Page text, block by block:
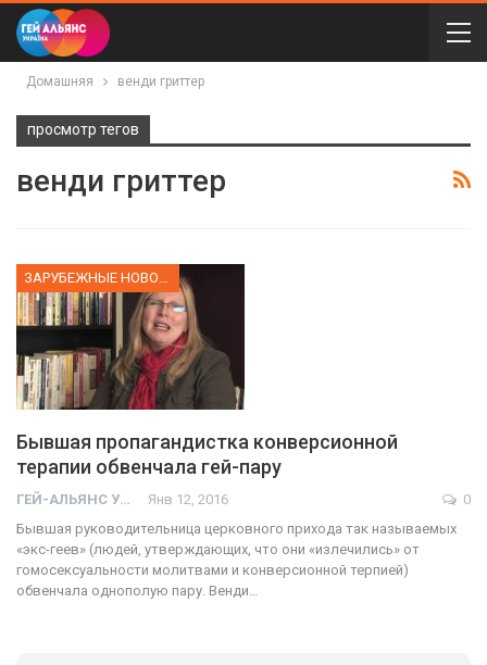
Домашняя венди гриттер
просмотр тегов
венди гриттер
Бывшая пропагандистка конверсионной
терапии обвенчала гей-пару
ГЕЙ-АЛЬЯНС УКРАИНА Янв 12, 2016
0
Бывшая руководительница церковного прихода так называемых
«экс-геев» (людей, утверждающих, что они «излечились» от
гомосексуальности молитвами и конверсионной терпией)
обвенчала однополую пару. Венди…